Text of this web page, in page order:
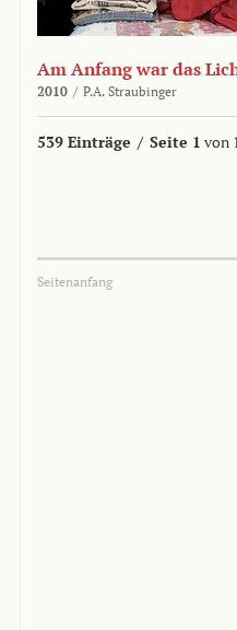
Am Anfang war das
2010 / P.A. Straubinger
539 Einträge / Seite 1 von
Seitenanfang